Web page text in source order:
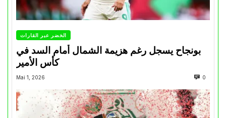
الخضر عبر القارات
بونجاح يسجل رغم هزيمة الشمال أمام السد في
كأس الأمير
Mai 1, 2026 0